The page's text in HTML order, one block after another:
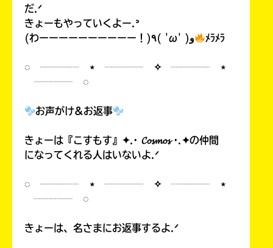
だ.ᐟ
きょーもやっていくよー.ᐣ
(わーーーーーーーーーー！)٩( 'ω' )و
ﾒﾗﾒﾗ
◌ ┈┈┈┈ ⋆ ┈┈┈┈ ✧ ┈┈┈┈ ⋆
┈┈┈┈ ◌
お声がけ&お返事
きょーは『こすもす』✦.· 𝓒𝓸𝓼𝓶𝓸𝓼 ·.✦の仲間
になってくれる人はいないよ.ᐟ
◌ ┈┈┈┈ ⋆ ┈┈┈┈ ✧ ┈┈┈┈ ⋆
┈┈┈┈ ◌
きょーは、名さまにお返事するよ.ᐟ